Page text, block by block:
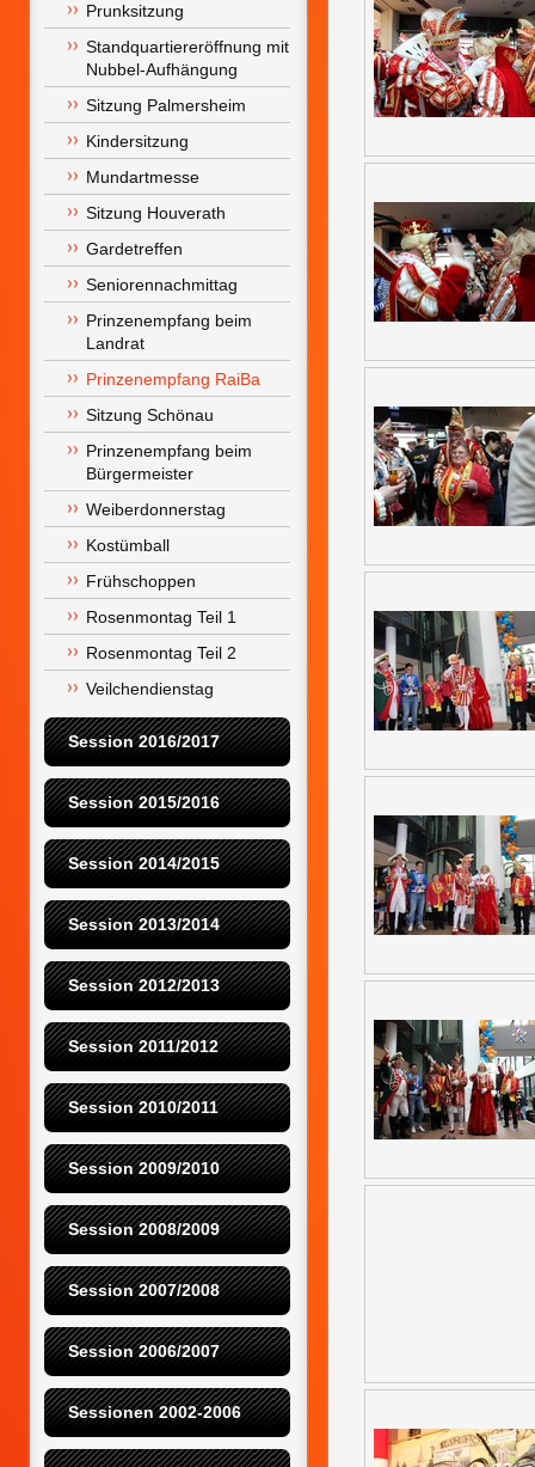
Prunksitzung
Standquartiereröffnung mit
Nubbel-Aufhängung
Sitzung Palmersheim
Kindersitzung
Mundartmesse
Sitzung Houverath
Gardetreffen
Seniorennachmittag
Prinzenempfang beim
Landrat
Prinzenempfang RaiBa
Sitzung Schönau
Prinzenempfang beim
Bürgermeister
Weiberdonnerstag
Kostümball
Frühschoppen
Rosenmontag Teil 1
Rosenmontag Teil 2
Veilchendienstag
Session 2016/2017
Session 2015/2016
Session 2014/2015
Session 2013/2014
Session 2012/2013
Session 2011/2012
Session 2010/2011
Session 2009/2010
Session 2008/2009
Session 2007/2008
Session 2006/2007
Sessionen 2002-2006